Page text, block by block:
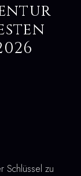
Schlüssel zu